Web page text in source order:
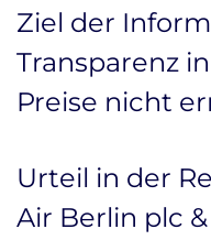
Ziel der
Transparenz
Preise nicht
Urteil in der
Air Berlin plc